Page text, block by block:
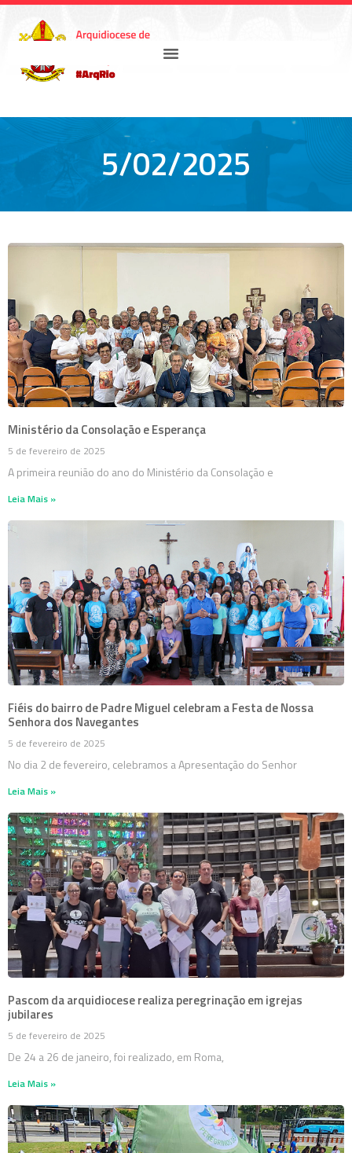
5/02/2025
Ministério da Consolação e Esperança
5 de fevereiro de 2025
A primeira reunião do ano do Ministério da Consolação e
Leia Mais »
Fiéis do bairro de Padre Miguel celebram a Festa de Nossa
Senhora dos Navegantes
5 de fevereiro de 2025
No dia 2 de fevereiro, celebramos a Apresentação do Senhor
Leia Mais »
Pascom da arquidiocese realiza peregrinação em igrejas
jubilares
5 de fevereiro de 2025
De 24 a 26 de janeiro, foi realizado, em Roma,
Leia Mais »